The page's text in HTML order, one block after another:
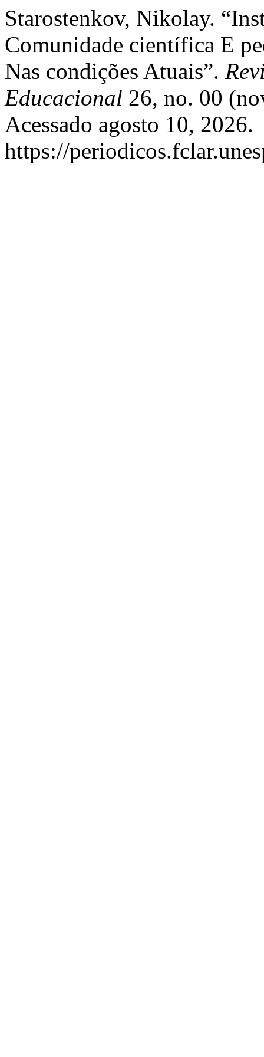
Starostenkov, Nikolay.
Comunidade científica E
Nas condições Atuais”.
Educacional 26, no. 00
Acessado agosto 10, 2026.
https://